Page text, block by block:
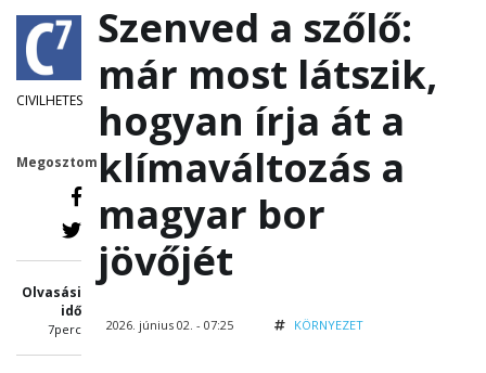
CIVILHETES
Megosztom
Olvasási
idő
7perc
Szenved a szőlő:
már most látszik,
hogyan írja át a
klímaváltozás a
magyar bor
jövőjét
2026. június 02. - 07:25 KÖRNYEZET